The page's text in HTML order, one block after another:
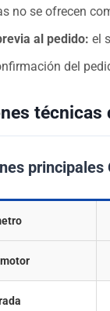
no se ofrecen
al pedido: el
del
técnicas
principales